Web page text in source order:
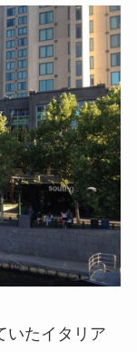
いたイタリア